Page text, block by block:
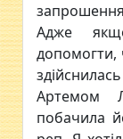
Адже
допомогти,
Артемом
побачила